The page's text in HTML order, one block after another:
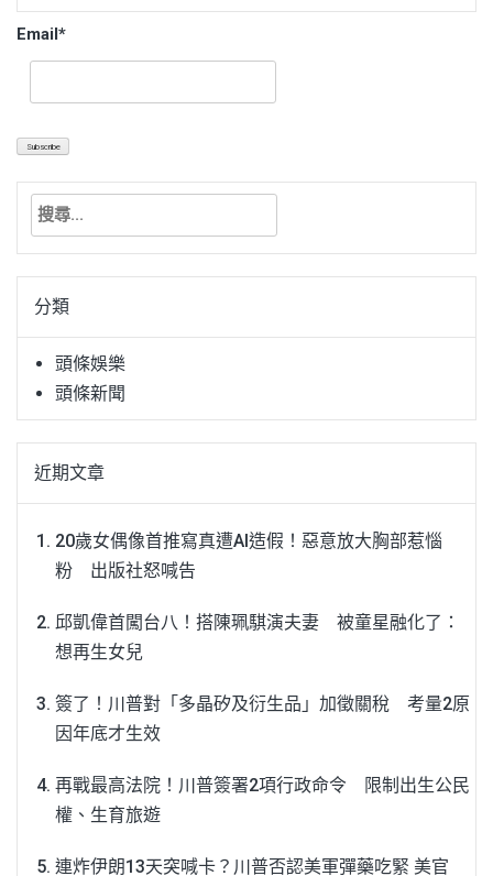
Email*
搜
關
字:分類
頭條娛樂
頭條新聞
近期文章
20歲女偶像首推寫真遭AI造假！惡意放大胸部惹惱
粉 出版社怒喊告
邱凱偉首闖台八！搭陳珮騏演夫妻 被童星融化了：
想再生女兒
簽了！川普對「多晶矽及衍生品」加徵關稅 考量2原
因年底才生效
再戰最高法院！川普簽署2項行政命令 限制出生公民
權、生育旅遊
連炸伊朗13天突喊卡？川普否認美軍彈藥吃緊 美官